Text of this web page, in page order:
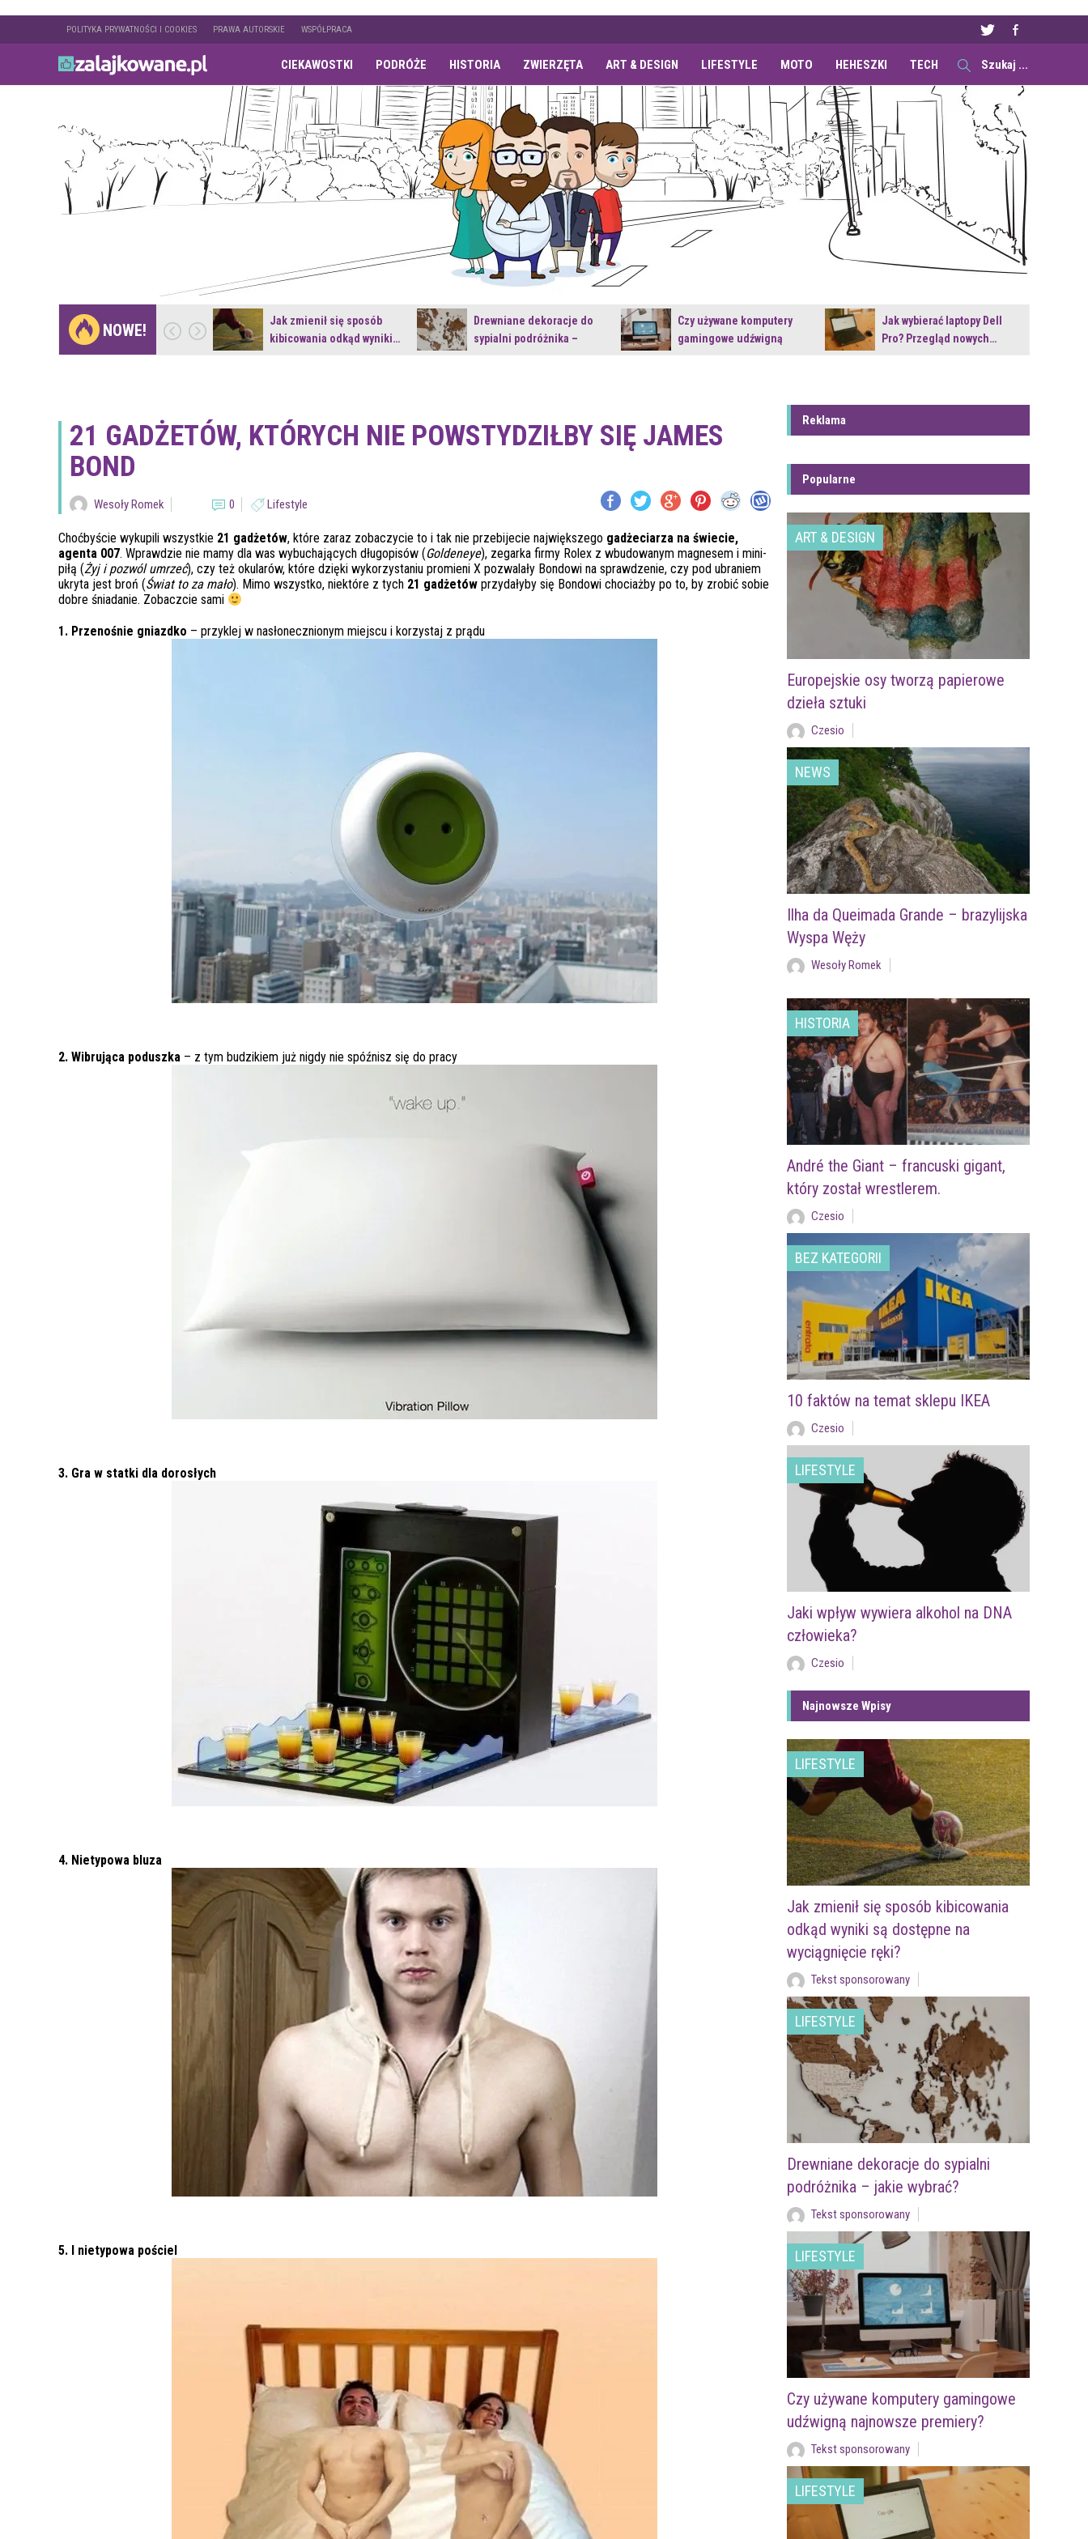
POLITYKA PRYWATNOŚCI I COOKIES PRAWA AUTORSKIE WSPÓŁPRACA
CIEKAWOSTKI PODRÓŻE HISTORIA ZWIERZĘTA ART & DESIGN LIFESTYLE MOTO HEHESZKI TECH
NOWE!
Gdzie pojechać na
weekend z naturą w…
Jak zmienił się sposób
kibicowania odkąd wyniki…
Drewniane dekoracje do
sypialni podróżnika –
Czy używane komputery
gamingowe udźwigną
Jak wybierać laptopy Dell
Pro? Przegląd nowych…
21 GADŻETÓW, KTÓRYCH NIE POWSTYDZIŁBY SIĘ JAMES
BOND
Wesoły Romek 0 Lifestyle
Choćbyście wykupili wszystkie 21 gadżetów, które zaraz zobaczycie to i tak nie przebijecie największego gadżeciarza na świecie,
agenta 007. Wprawdzie nie mamy dla was wybuchających długopisów (Goldeneye), zegarka firmy Rolex z wbudowanym magnesem i mini-
piłą (Żyj i pozwól umrzeć), czy też okularów, które dzięki wykorzystaniu promieni X pozwalały Bondowi na sprawdzenie, czy pod ubraniem
ukryta jest broń (Świat to za mało). Mimo wszystko, niektóre z tych 21 gadżetów przydałyby się Bondowi chociażby po to, by zrobić sobie
dobre śniadanie. Zobaczcie sami
1. Przenośnie gniazdko – przyklej w nasłonecznionym miejscu i korzystaj z prądu
2. Wibrująca poduszka – z tym budzikiem już nigdy nie spóźnisz się do pracy
3. Gra w statki dla dorosłych
4. Nietypowa bluza
5. I nietypowa pościel
Reklama
Popularne
ART & DESIGN
Europejskie osy tworzą papierowe
dzieła sztuki
Czesio
NEWS
Ilha da Queimada Grande – brazylijska
Wyspa Węży
Wesoły Romek
HISTORIA
André the Giant – francuski gigant,
który został wrestlerem.
Czesio
BEZ KATEGORII
10 faktów na temat sklepu IKEA
Czesio
LIFESTYLE
Jaki wpływ wywiera alkohol na DNA
człowieka?
Czesio
Najnowsze Wpisy
LIFESTYLE
Jak zmienił się sposób kibicowania
odkąd wyniki są dostępne na
wyciągnięcie ręki?
Tekst sponsorowany
LIFESTYLE
Drewniane dekoracje do sypialni
podróżnika – jakie wybrać?
Tekst sponsorowany
LIFESTYLE
Czy używane komputery gamingowe
udźwigną najnowsze premiery?
Tekst sponsorowany
LIFESTYLE